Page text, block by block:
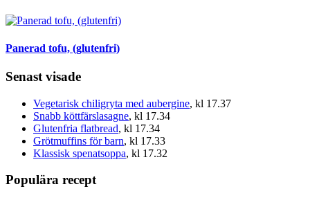
Panerad tofu, (glutenfri)
Senast visade
Vegetarisk chiligryta med aubergine, kl 17.37
Snabb köttfärslasagne, kl 17.34
Glutenfria flatbread, kl 17.34
Grötmuffins för barn, kl 17.33
Klassisk spenatsoppa, kl 17.32
Populära recept